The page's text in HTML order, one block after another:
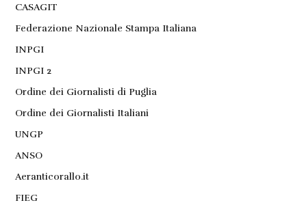
CASAGIT
Federazione Nazionale Stampa Italiana
INPGI
INPGI 2
Ordine dei Giornalisti di Puglia
Ordine dei Giornalisti Italiani
UNGP
ANSO
Aeranticorallo.it
FIEG